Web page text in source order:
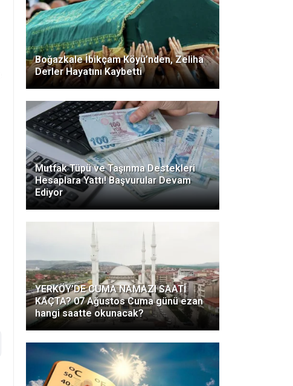
Boğazkale İbikçam Köyü’nden, Zeliha
Derler Hayatını Kaybetti
Mutfak Tüpü ve Taşınma Destekleri
Hesaplara Yattı! Başvurular Devam
Ediyor
YERKÖY’DE CUMA NAMAZI SAATİ
KAÇTA? 07 Ağustos Cuma günü ezan
hangi saatte okunacak?